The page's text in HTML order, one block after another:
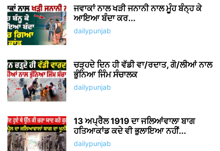
ਜਵਾਕਾਂ ਨਾਲ ਖੜੀ ਜਨਾਨੀ ਨਾਲ ਮੂੰਹ ਬੰਨ੍ਹ ਕੇ
ਆਇਆ ਬੰਦਾ ਕਰ...
dailypunjab
ਚੜ੍ਹਦੇ ਦਿਨ ਹੀ ਵੱਡੀ ਵਾ/ਰਦਾਤ, ਗੋ/ਲੀਆਂ ਨਾਲ
ਭੁੰਨਿਆ ਜਿੰਮ ਸੰਚਾਲਕ
dailypunjab
13 ਅਪ੍ਰੈਲ 1919 ਦਾ ਜਲਿਆਂਵਾਲਾ ਬਾਗ
ਹਤਿਆਕਾਂਡ ਕਦੇ ਵੀ ਭੁਲਾਇਆ ਨਹੀਂ...
dailypunjab